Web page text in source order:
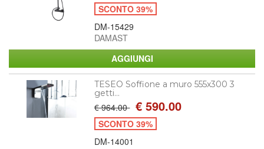
SCONTO 39%
DM-15429
DAMAST
TESEO Soffione a muro 555x300 3
getti...
€ 964.00 € 590.00
SCONTO 39%
DM-14001